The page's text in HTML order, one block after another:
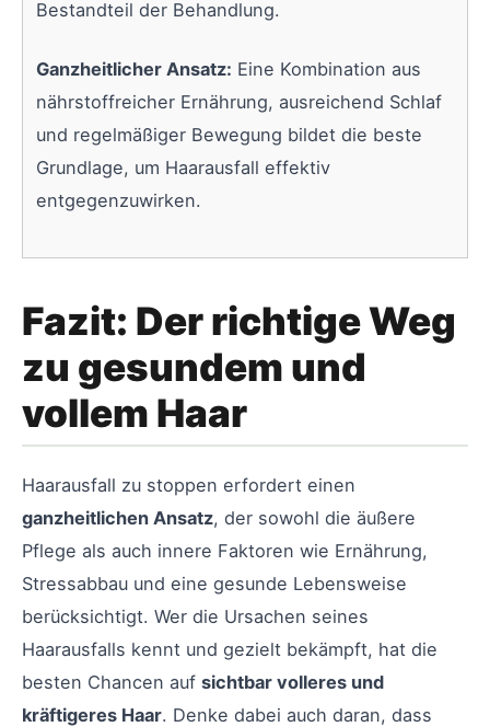
Bestandteil der Behandlung.
Ganzheitlicher Ansatz: Eine Kombination aus
nährstoffreicher Ernährung, ausreichend Schlaf
und regelmäßiger Bewegung bildet die beste
Grundlage, um Haarausfall effektiv
entgegenzuwirken.
Fazit: Der richtige Weg
zu gesundem und
vollem Haar
Haarausfall zu stoppen erfordert einen
ganzheitlichen Ansatz, der sowohl die äußere
Pflege als auch innere Faktoren wie Ernährung,
Stressabbau und eine gesunde Lebensweise
berücksichtigt. Wer die Ursachen seines
Haarausfalls kennt und gezielt bekämpft, hat die
besten Chancen auf sichtbar volleres und
kräftigeres Haar. Denke dabei auch daran, dass